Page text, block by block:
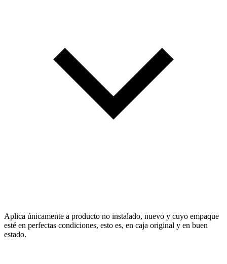
Aplica únicamente a producto no instalado, nuevo y cuyo empaque
esté en perfectas condiciones, esto es, en caja original y en buen
estado.